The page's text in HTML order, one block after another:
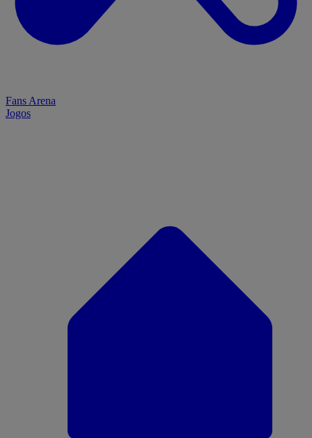
Fans Arena
Jogos